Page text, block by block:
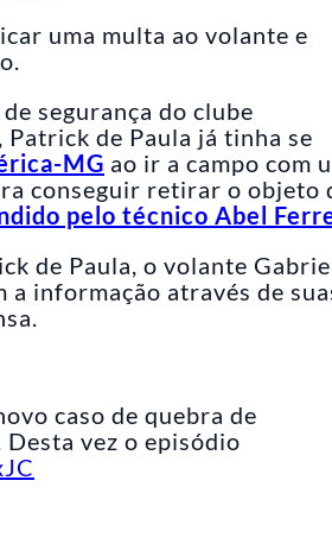
uma multa ao volante e
segurança do clube
de Paula já tinha se
MG ao ir a campo com
conseguir retirar o objeto
pelo técnico Abel
de Paula, o volante
a informação através de
caso de quebra de
vez o episódio